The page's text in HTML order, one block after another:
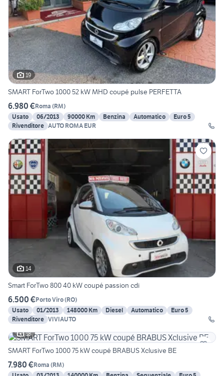
19
SMART ForTwo 1000 52 kW MHD coupé pulse PERFETTA
6.980 €Roma (RM)
Usato
06/2013 90000 Km Benzina Automatico
Euro 5
Rivenditore AUTO ROMA EUR
14
Smart ForTwo 800 40 kW coupé passion cdi
6.500 €Porto Viro(RO)
Usato
01/2013 148000 Km Diesel Automatico
Euro 5
Rivenditore VIVIAUTO
18
SMART ForTwo 1000 75 kW coupé BRABUS Xclusive BE
7.980 €Roma (RM)